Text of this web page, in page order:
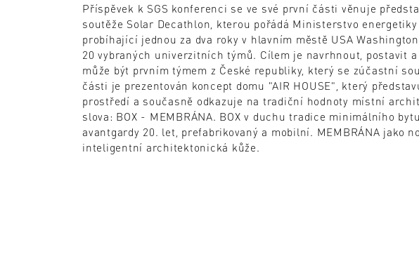
Příspěvek k SGS konferenci se ve své první části věnuje
soutěže Solar Decathlon, kterou pořádá Ministerstvo
probíhající jednou za dva roky v hlavním městě USA
20 vybraných univerzitních týmů. Cílem je navrhnout, postavit a
může být prvním týmem z České republiky, který se zúčastní
části je prezentován koncept domu "AIR HOUSE", který
prostředí a současně odkazuje na tradiční hodnoty místní
slova: BOX - MEMBRÁNA. BOX v duchu tradice minimálního
avantgardy 20. let, prefabrikovaný a mobilní. MEMBRÁNA jako
inteligentní architektonická kůže.